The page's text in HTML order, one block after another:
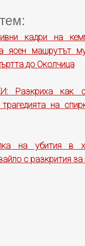
кадри на
ясен машрутът
до Околчица
Разкриха как
на
на убития в
с разкрития за